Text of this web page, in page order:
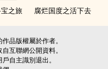
之旅 腐烂国度之活下去
品版權屬於作者。
互聯網公開資料。
自主識別退出。